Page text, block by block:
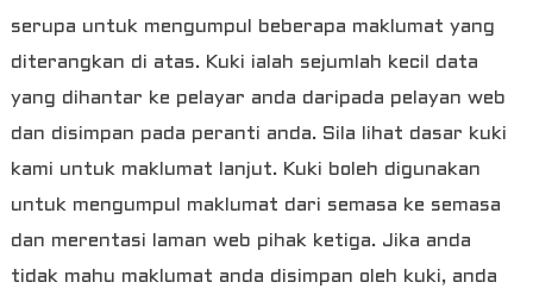
serupa untuk mengumpul beberapa maklumat yang
diterangkan di atas. Kuki ialah sejumlah kecil data
yang dihantar ke pelayar anda daripada pelayan web
dan disimpan pada peranti anda. Sila lihat dasar kuki
kami untuk maklumat lanjut. Kuki boleh digunakan
untuk mengumpul maklumat dari semasa ke semasa
dan merentasi laman web pihak ketiga. Jika anda
tidak mahu maklumat anda disimpan oleh kuki, anda